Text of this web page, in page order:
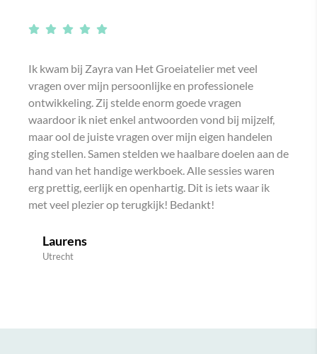
Ik kwam bij Zayra van Het Groeiatelier met veel
vragen over mijn persoonlijke en professionele
ontwikkeling. Zij stelde enorm goede vragen
waardoor ik niet enkel antwoorden vond bij mijzelf,
maar ool de juiste vragen over mijn eigen handelen
ging stellen. Samen stelden we haalbare doelen aan de
hand van het handige werkboek. Alle sessies waren
erg prettig, eerlijk en openhartig. Dit is iets waar ik
met veel plezier op terugkijk! Bedankt!
Laurens
Utrecht